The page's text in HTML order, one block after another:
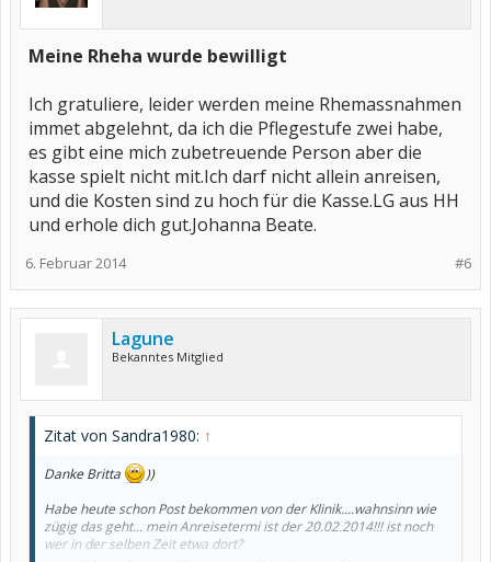
Meine Rheha wurde bewilligt
Ich gratuliere, leider werden meine Rhemassnahmen
immet abgelehnt, da ich die Pflegestufe zwei habe,
es gibt eine mich zubetreuende Person aber die
kasse spielt nicht mit.Ich darf nicht allein anreisen,
und die Kosten sind zu hoch für die Kasse.LG aus HH
und erhole dich gut.Johanna Beate.
#6
6. Februar 2014
Lagune
Bekanntes Mitglied
Zitat von Sandra1980: ↑
Danke Britta
))
Habe heute schon Post bekommen von der Klinik....wahnsinn wie
zügig das geht... mein Anreisetermi ist der 20.02.2014!!! ist noch
wer in der selben Zeit etwa dort?